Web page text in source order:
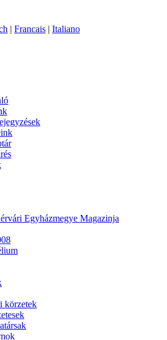
| Francais | Italiano
Egyházmegye Magazinja
körzetek